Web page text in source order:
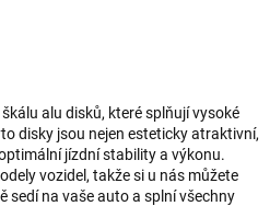
alu disků, které splňují vysoké
disky jsou nejen esteticky atraktivní,
jízdní stability a výkonu.
vozidel, takže si u nás můžete
sedí na vaše auto a splní všechny